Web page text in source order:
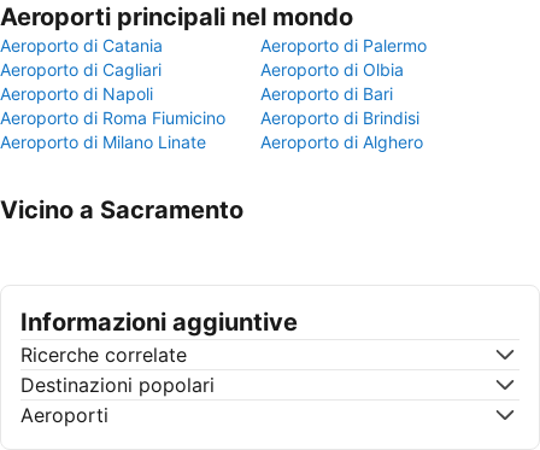
Aeroporti principali nel mondo
Aeroporto di Catania
Aeroporto di Palermo
Aeroporto di Cagliari
Aeroporto di Olbia
Aeroporto di Napoli
Aeroporto di Bari
Aeroporto di Roma Fiumicino
Aeroporto di Brindisi
Aeroporto di Milano Linate
Aeroporto di Alghero
Vicino a Sacramento
Informazioni aggiuntive
Ricerche correlate
Destinazioni popolari
Aeroporti